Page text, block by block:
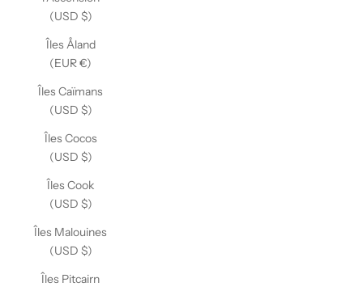
(USD $)
Îles Åland
(EUR €)
Îles Caïmans
(USD $)
Îles Cocos
(USD $)
Îles Cook
(USD $)
Îles Malouines
(USD $)
Îles Pitcairn